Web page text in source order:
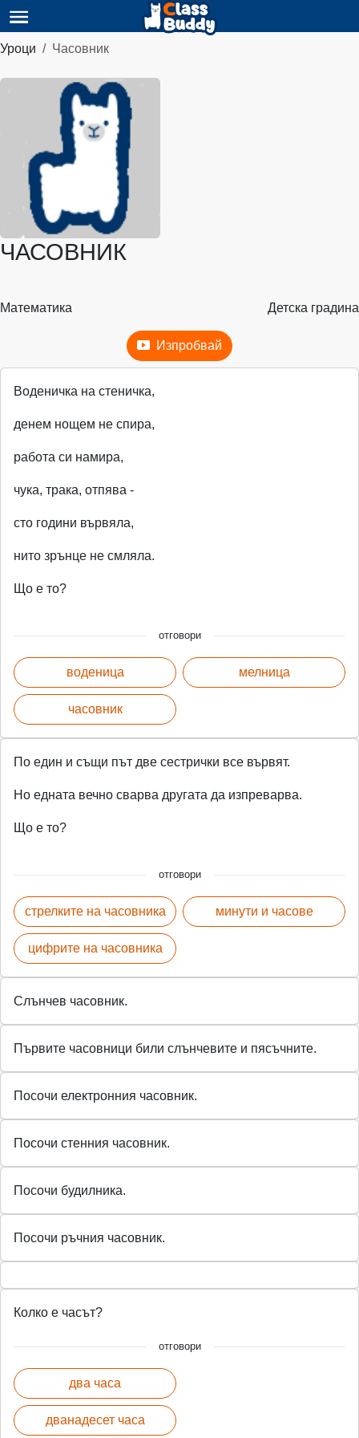
Уроци Часовник
ЧАСОВНИК
Математика Детска градина
Изпробвай
Воденичка на стеничка,
денем нощем не спира,
работа си намира,
чука, трака, отпява -
сто години вървяла,
нито зрънце не смляла.
Що е то?
отговори
воденица
часовник
мелница
По един и същи път две сестрички все вървят.
Но едната вечно сварва другата да изпреварва.
Що е то?
отговори
стрелките на часовника
цифрите на часовника
минути и часове
Слънчев часовник.
Първите часовници били слънчевите и пясъчните.
Посочи електронния часовник.
Посочи стенния часовник.
Посочи будилника.
Посочи ръчния часовник.
Колко е часът?
отговори
два часа
дванадесет часа